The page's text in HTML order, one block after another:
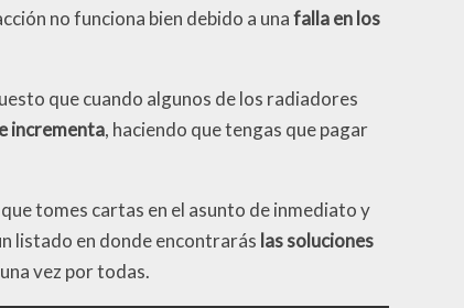
no funciona bien debido a unafalla en los
que cuando algunos de los radiadores
incrementa, haciendo que tengas que pagar
tomes cartas en el asunto de inmediato y
listado en donde encontrarás las soluciones
vez por todas.